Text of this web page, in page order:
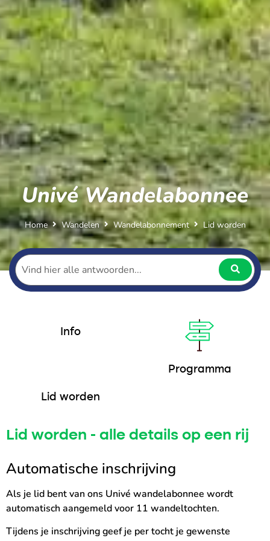
Univé Wandelabonnee
Home Wandelen Wandelabonnement Lid worden
Info
Programma
Lid worden
Lid worden - alle details op een rij
Automatische inschrijving
Als je lid bent van ons Univé wandelabonnee wordt
automatisch aangemeld voor 11 wandeltochten.
Tijdens je inschrijving geef je per tocht je gewenste